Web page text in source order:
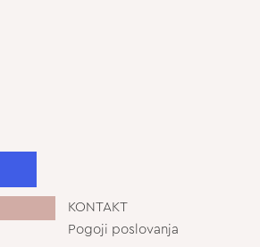
KONTAKT
Pogoji poslovanja